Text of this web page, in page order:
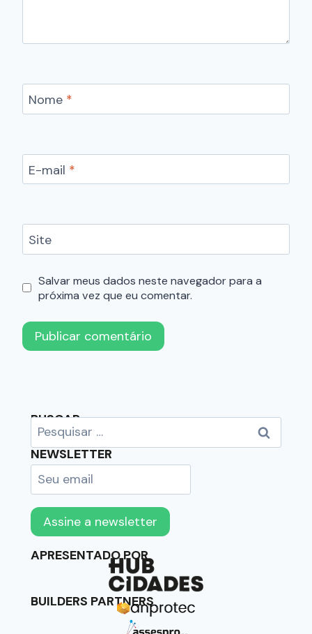
Nome *
E-mail *
Site
Salvar meus dados neste navegador para a
próxima vez que eu comentar.
BUSCAR
NEWSLETTER
APRESENTADO POR
BUILDERS PARTNERS